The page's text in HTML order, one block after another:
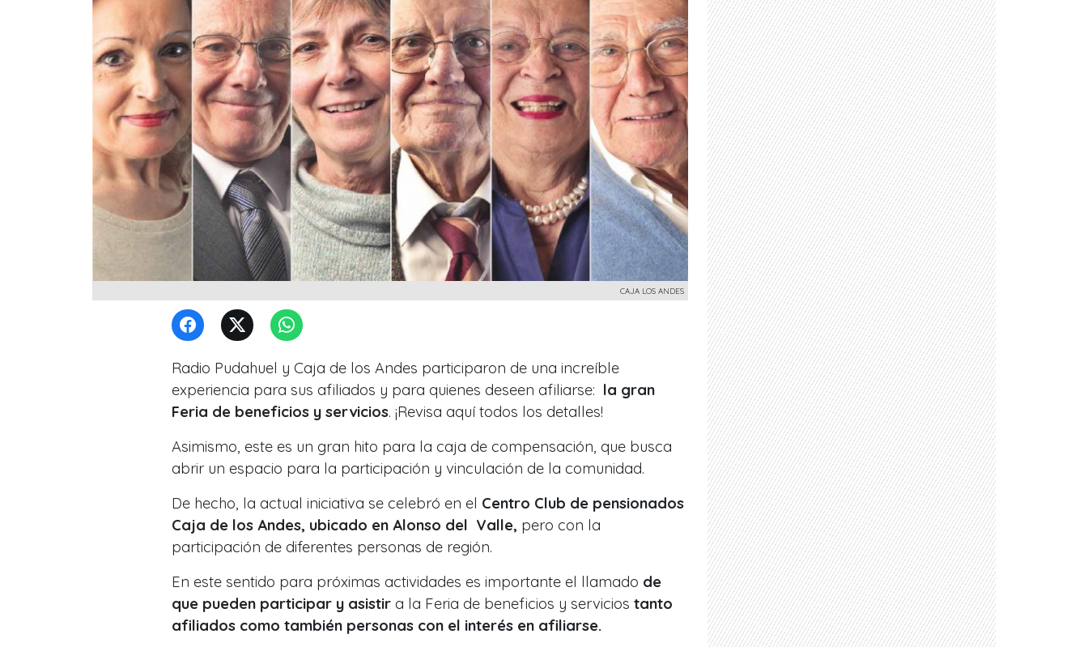
CAJA LOS ANDES
Radio Pudahuel y Caja de los Andes participaron de una increíble
experiencia para sus afiliados y para quienes deseen afiliarse: la gran
Feria de beneficios y servicios. ¡Revisa aquí todos los detalles!
Asimismo, este es un gran hito para la caja de compensación, que busca
abrir un espacio para la participación y vinculación de la comunidad.
De hecho, la actual iniciativa se celebró en el Centro Club de pensionados
Caja de los Andes, ubicado en Alonso del Valle, pero con la
participación de diferentes personas de región.
En este sentido para próximas actividades es importante el llamado de
que pueden participar y asistir a la Feria de beneficios y servicios tanto
afiliados como también personas con el interés en afiliarse.